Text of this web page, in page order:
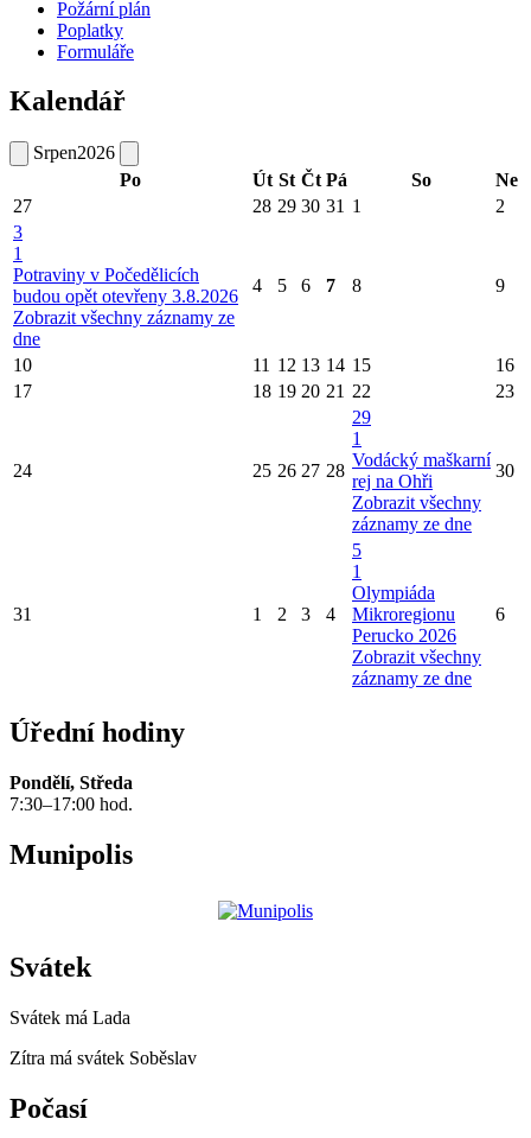
Požární plán
Poplatky
Formuláře
Kalendář
Srpen2026
Po
Út St Čt Pá So
Ne
27
28 29 30 31 1
2
3
1
Potraviny v Počedělicích
budou opět otevřeny 3.8.2026
Zobrazit všechny záznamy ze
dne
4 5 6 7 8 9
10 11 12 13 14 15
16
17
18 19 20 21 22 23
24 25 26 27 28
29
1
Vodácký maškarní
rej na Ohři
Zobrazit všechny
záznamy ze dne
30
31 1 2 3 4
5
1
Olympiáda
Mikroregionu
Perucko 2026
Zobrazit všechny
záznamy ze dne
6
Úřední hodiny
Pondělí, Středa
7:30–17:00 hod.
Munipolis
Svátek
Svátek má Lada
Zítra má svátek Soběslav
Počasí